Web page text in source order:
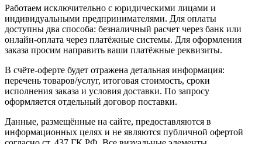
Работаем исключительно с юридическими лицами и
индивидуальными предпринимателями. Для оплаты
доступны два способа: безналичный расчет через банк или
онлайн-оплата через платёжные системы. Для оформления
заказа просим направить ваши платёжные реквизиты.
В счёте-оферте будет отражена детальная информация:
перечень товаров/услуг, итоговая стоимость, сроки
исполнения заказа и условия доставки. По запросу
оформляется отдельный договор поставки.
Данные, размещённые на сайте, предоставляются в
информационных целях и не являются публичной офертой